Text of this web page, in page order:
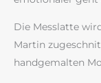
Die Messlatte
Martin
handgemalten